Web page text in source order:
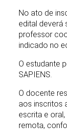
No ato de
edital deverá
professor
indicado no
O estudante
SAPIENS.
O docente
aos inscritos
escrita e
remota,